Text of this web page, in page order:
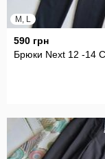
M, L
590 грн
Брюки Next 12 -14